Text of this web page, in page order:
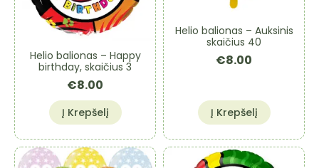
Helio balionas – Happy
birthday, skaičius 3
€8.00
Į Krepšelį
Helio balionas – Auksinis
skaičius 40
€8.00
Į Krepšelį